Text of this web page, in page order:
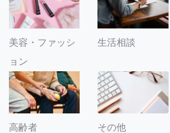
美容・ファッシ
ョン
生活相談
高齢者 その他